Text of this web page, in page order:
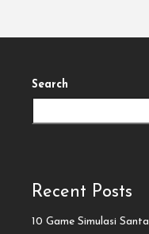
Search
Recent Posts
10 Game Simulasi